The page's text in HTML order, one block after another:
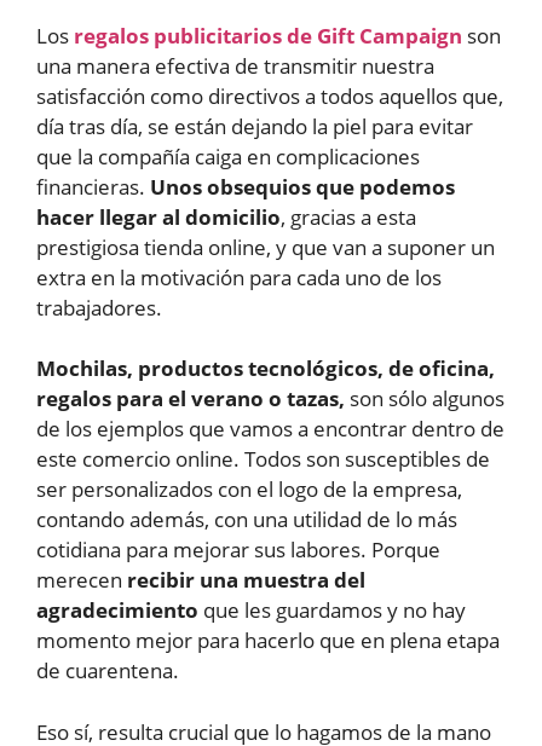
Los regalos publicitarios de Gift Campaign son
una manera efectiva de transmitir nuestra
satisfacción como directivos a todos aquellos que,
día tras día, se están dejando la piel para evitar
que la compañía caiga en complicaciones
financieras. Unos obsequios que podemos
hacer llegar al domicilio, gracias a esta
prestigiosa tienda online, y que van a suponer un
extra en la motivación para cada uno de los
trabajadores.
Mochilas, productos tecnológicos, de oficina,
regalos para el verano o tazas, son sólo algunos
de los ejemplos que vamos a encontrar dentro de
este comercio online. Todos son susceptibles de
ser personalizados con el logo de la empresa,
contando además, con una utilidad de lo más
cotidiana para mejorar sus labores. Porque
merecen recibir una muestra del
agradecimiento que les guardamos y no hay
momento mejor para hacerlo que en plena etapa
de cuarentena.
Eso sí, resulta crucial que lo hagamos de la mano